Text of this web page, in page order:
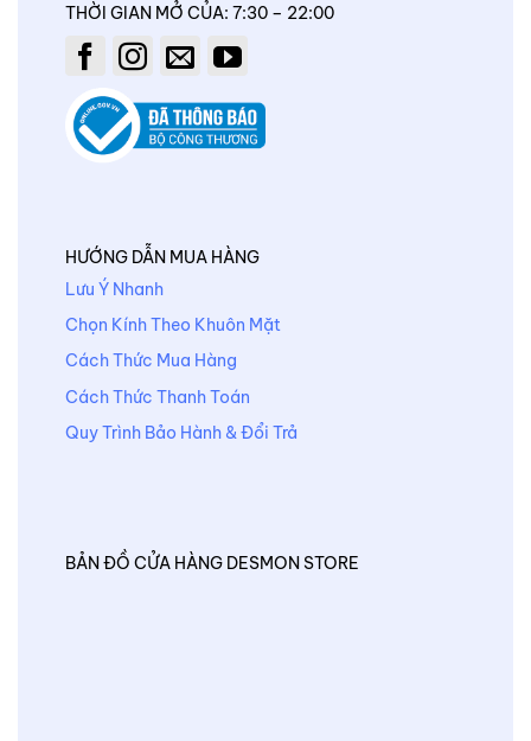
THỜI GIAN MỞ CỦA: 7:30 – 22:00
HƯỚNG DẪN MUA HÀNG
Lưu Ý Nhanh
Chọn Kính Theo Khuôn Mặt
Cách Thức Mua Hàng
Cách Thức Thanh Toán
Quy Trình Bảo Hành & Đổi Trả
BẢN ĐỒ CỬA HÀNG DESMON STORE